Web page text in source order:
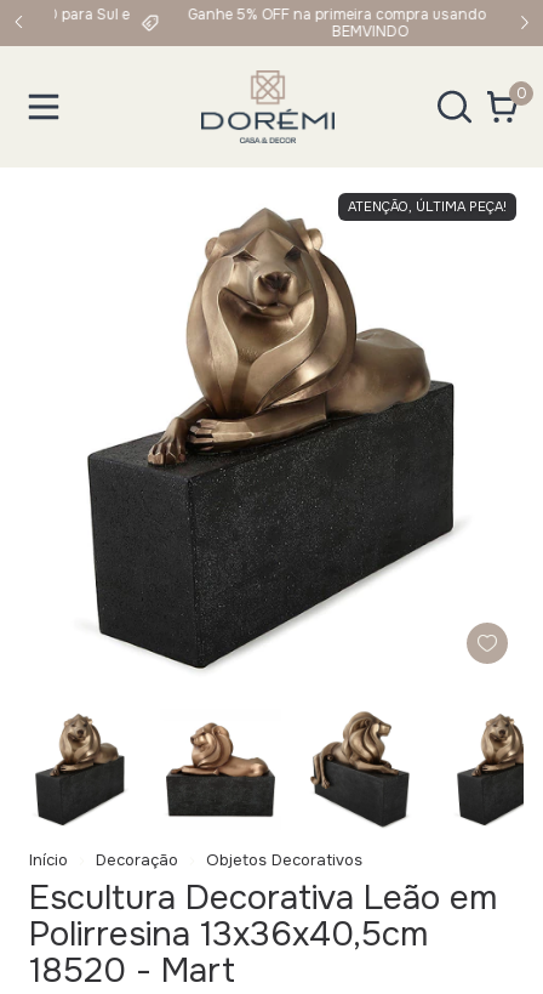
e
Ganhe 5% OFF na primeira compra usando o cupom:
0
ATENÇÃO, ÚLTIMA PEÇA!
Início Decoração Objetos Decorativos
Escultura Decorativa Leão em
Polirresina 13x36x40,5cm
18520 - Mart